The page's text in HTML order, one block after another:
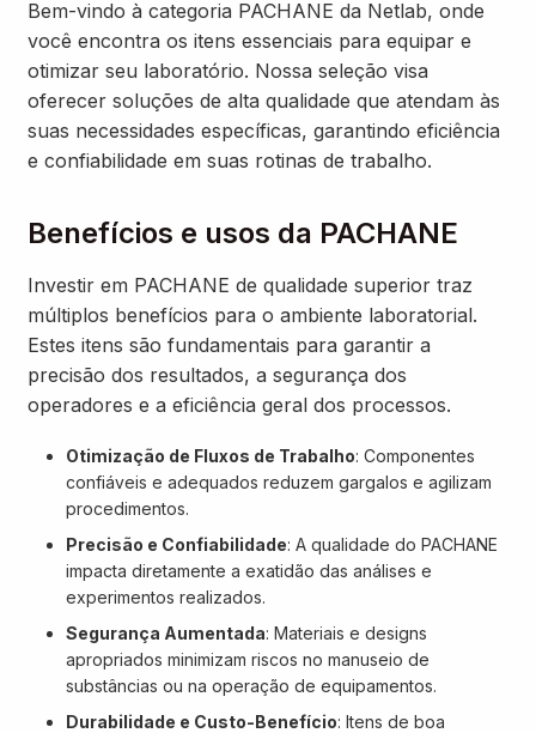
Bem-vindo à categoria PACHANE da Netlab, onde
você encontra os itens essenciais para equipar e
otimizar seu laboratório. Nossa seleção visa
oferecer soluções de alta qualidade que atendam às
suas necessidades específicas, garantindo eficiência
e confiabilidade em suas rotinas de trabalho.
Benefícios e usos da PACHANE
Investir em PACHANE de qualidade superior traz
múltiplos benefícios para o ambiente laboratorial.
Estes itens são fundamentais para garantir a
precisão dos resultados, a segurança dos
operadores e a eficiência geral dos processos.
Otimização de Fluxos de Trabalho: Componentes
confiáveis e adequados reduzem gargalos e agilizam
procedimentos.
Precisão e Confiabilidade: A qualidade do PACHANE
impacta diretamente a exatidão das análises e
experimentos realizados.
Segurança Aumentada: Materiais e designs
apropriados minimizam riscos no manuseio de
substâncias ou na operação de equipamentos.
Durabilidade e Custo-Benefício: Itens de boa